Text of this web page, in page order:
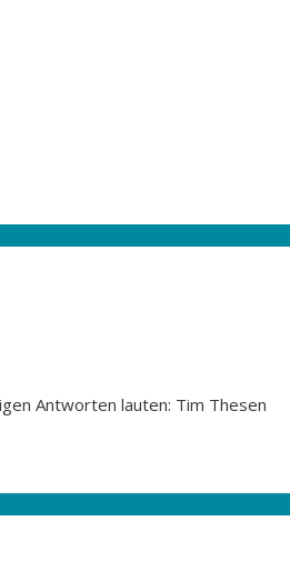
richtigen Antworten lauten: